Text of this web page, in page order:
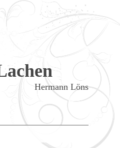
Hermann Löns